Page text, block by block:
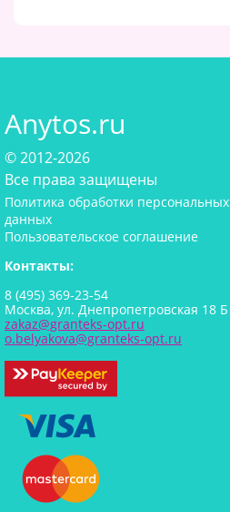
Anytos.ru
© 2012-2026
Все права защищены
Политика обработки персональных
данных
Пользовательское соглашение
Контакты:
8 (495) 369-23-54
Москва, ул. Днепропетровская 18 Б
zakaz@granteks-opt.ru
o.belyakova@granteks-opt.ru